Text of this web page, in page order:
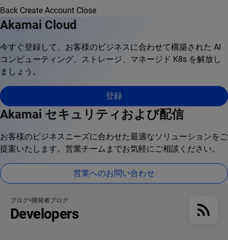
Back Create Account Close
Akamai Cloud
今すぐ登録して、お客様のビジネスに合わせて構築された AI
コンピューティング、ストレージ、マネージド K8s を解放し
ましょう。
登録
Akamai セキュリティおよび配信
お客様のビジネスニーズに合わせた最適なソリューションをご
提案いたします。営業チームまでお気軽にご相談ください。
営業へのお問い合わせ
ブログ 開発者ブログ
Developers